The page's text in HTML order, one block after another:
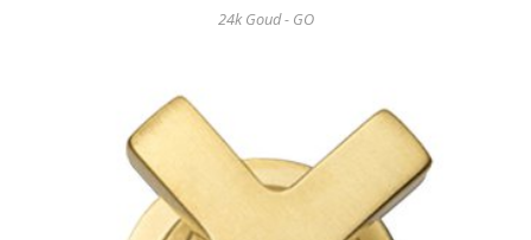
24k Goud - GO